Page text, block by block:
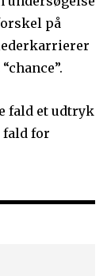
på
fald et udtryk
fald for